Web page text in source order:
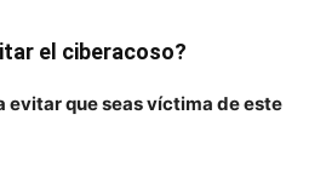
el ciberacoso?
evitar que seas víctima de este